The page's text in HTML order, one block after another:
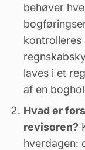
behøver
kontrolleres
laves i et
af en
Hvad er
revisoren?
hverdagen: